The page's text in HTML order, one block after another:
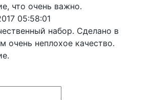
что очень важно.
05:58:01
набор. Сделано в
очень неплохое качество.